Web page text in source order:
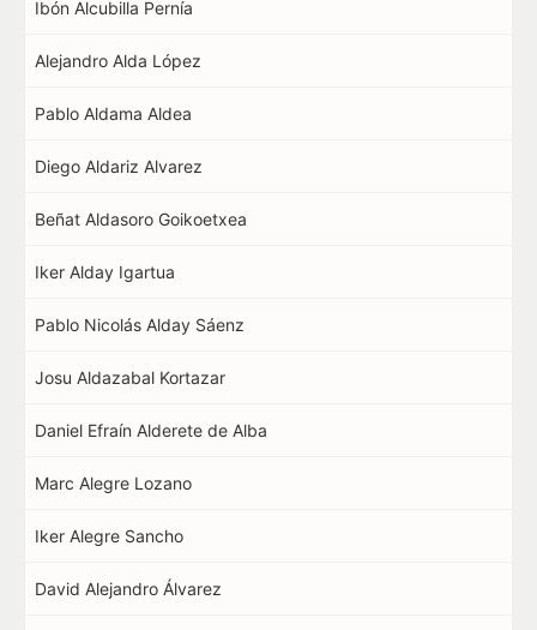
Ibón Alcubilla Pernía
Alejandro Alda López
Pablo Aldama Aldea
Diego Aldariz Alvarez
Beñat Aldasoro Goikoetxea
Iker Alday Igartua
Pablo Nicolás Alday Sáenz
Josu Aldazabal Kortazar
Daniel Efraín Alderete de Alba
Marc Alegre Lozano
Iker Alegre Sancho
David Alejandro Álvarez